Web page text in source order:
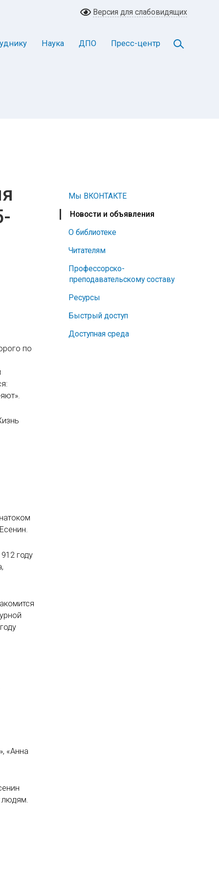
Версия для слабовидящих
Наука ДПО Пресс-центр
Мы ВКОНТАКТЕ
Новости и объявления
О библиотеке
Читателям
Профессорско-
преподавательскому составу
Ресурсы
Быстрый доступ
Доступная среда
по
году
«Анна
людям.